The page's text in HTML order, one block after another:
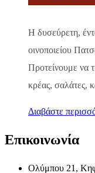
Η δυσεύρετη,
οινοποιείου
Προτείνουμε να
κρέας, σαλάτες,
Διαβάστε
Επικοινωνία
Ολύμπου 21,